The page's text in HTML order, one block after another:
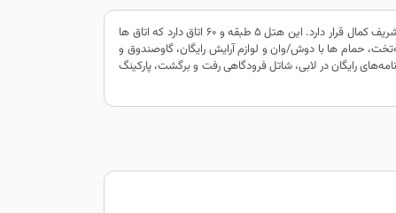
هتل 4 ستاره آرت کازان در مرکز شهر کازان واقع شده است و در نزدیکی موزه سبک زندگی شوروی و موزه آپارتمان شریف کمال قرار دارد. این هتل 5 طبقه و 60 اتاق دارد که اتاق ها
حمام ها با دوش/وان و لوازم آرایش رایگان، گاوصندوق و
رایگان در لابی، شاتل فرودگاهی رفت و برگشت، پارکینگ